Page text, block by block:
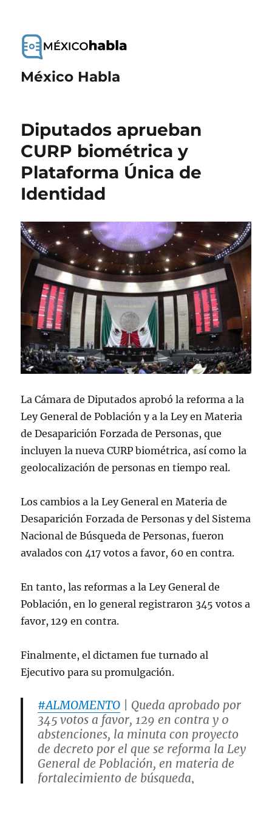
México Habla
Diputados aprueban
CURP biométrica y
Plataforma Única de
Identidad
La Cámara de Diputados aprobó la reforma a la
Ley General de Población y a la Ley en Materia
de Desaparición Forzada de Personas, que
incluyen la nueva CURP biométrica, así como la
geolocalización de personas en tiempo real.
Los cambios a la Ley General en Materia de
Desaparición Forzada de Personas y del Sistema
Nacional de Búsqueda de Personas, fueron
avalados con 417 votos a favor, 60 en contra.
En tanto, las reformas a la Ley General de
Población, en lo general registraron 345 votos a
favor, 129 en contra.
Finalmente, el dictamen fue turnado al
Ejecutivo para su promulgación.
#ALMOMENTO | Queda aprobado por
345 votos a favor, 129 en contra y 0
abstenciones, la minuta con proyecto
de decreto por el que se reforma la Ley
General de Población, en materia de
fortalecimiento de búsqueda,